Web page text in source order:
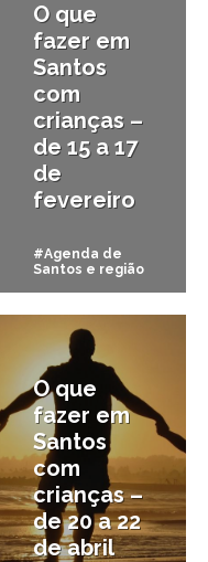
O que
fazer em
Santos
com
crianças –
de 15 a 17
de
fevereiro
#Agenda de
Santos e região
19/04/2018
O que
fazer em
Santos
com
crianças –
de 20 a 22
de abril